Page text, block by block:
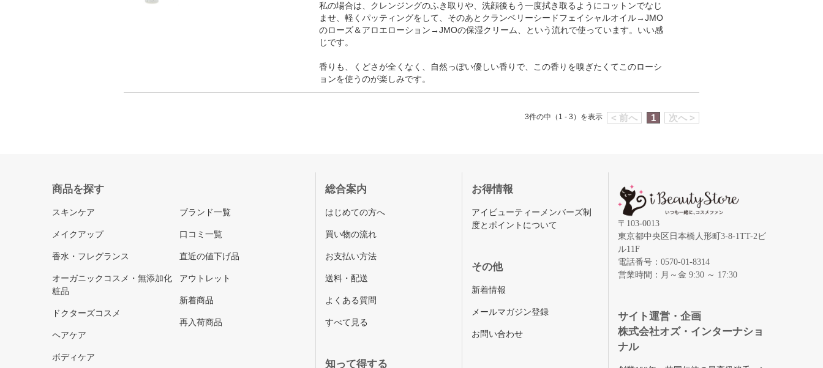
私の場合は、クレンジングのふき取りや、洗顔後もう一度拭き取るようにコットンでなじ
ませ、軽くパッティングをして、そのあとクランベリーシードフェイシャルオイル→JMO
のローズ＆アロエローション→JMOの保湿クリーム、という流れで使っています。いい感
じです。
香りも、くどさが全くなく、自然っぽい優しい香りで、この香りを嗅ぎたくてこのローシ
ョンを使うのが楽しみです。
< 前へ 1 次へ >
3件の中（1 - 3）を表示
商品を探す
スキンケア
メイクアップ
香水・フレグランス
オーガニックコスメ・無添加化
粧品
ドクターズコスメ
ヘアケア
ボディケア
ブランド一覧
口コミ一覧
直近の値下げ品
アウトレット
新着商品
再入荷商品
総合案内
はじめての方へ
買い物の流れ
お支払い方法
送料・配送
よくある質問
すべて見る
知って得する
お得情報
アイビューティーメンバーズ制
度とポイントについて
その他
新着情報
メールマガジン登録
お問い合わせ
〒103-0013
東京都中央区日本橋人形町3-8-1TT-2ビ
ル11F
電話番号：0570-01-8314
営業時間：月～金 9:30 ～ 17:30
サイト運営・企画
株式会社オズ・インターナショ
ナル